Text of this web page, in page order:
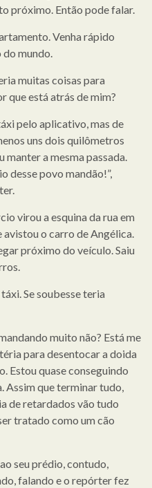
próximo. Então pode falar.
Venha rápido
mundo.
muitas coisas para
que está atrás de mim?
pelo aplicativo, mas de
uns dois quilômetros
manter a mesma passada.
desse povo mandão!”,
virou a esquina da rua em
o carro de Angélica.
próximo do veículo. Saiu
Se soubesse teria
muito não? Está me
para desentocar a doida
Estou quase conseguindo
Assim que terminar tudo,
de retardados vão tudo
tratado como um cão
seu prédio, contudo,
falando e o repórter fez